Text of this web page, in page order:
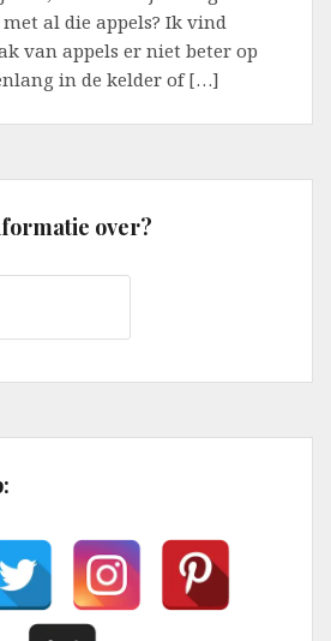
al die appels? Ik vind
van appels er niet beter op
in de kelder of […]
over?